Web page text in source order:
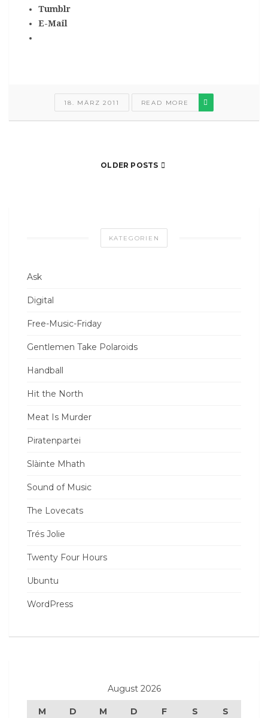
Tumblr
E-Mail
18. MÄRZ 2011 READ MORE
OLDER POSTS
KATEGORIEN
Ask
Digital
Free-Music-Friday
Gentlemen Take Polaroids
Handball
Hit the North
Meat Is Murder
Piratenpartei
Slàinte Mhath
Sound of Music
The Lovecats
Trés Jolie
Twenty Four Hours
Ubuntu
WordPress
August 2026
M D M D F S S